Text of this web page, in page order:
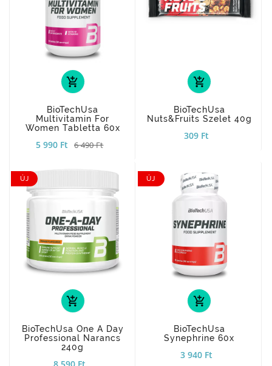
add_shopping_cart
BioTechUsa
Multivitamin For
Women Tabletta 60x
5 990 Ft 6 490 Ft
add_shopping_cart
BioTechUsa
Nuts&Fruits Szelet 40g
309 Ft
ÚJ
add_shopping_cart
BioTechUsa One A Day
Professional Narancs
240g
ÚJ
add_shopping_cart
BioTechUsa
Synephrine 60x
3 940 Ft